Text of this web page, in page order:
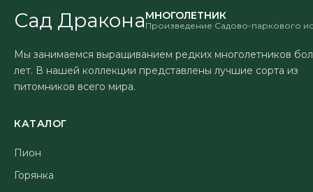
Сад ДраконаМНОГОЛЕТНИК
Произведение Садово-паркового
Мы занимаемся выращиванием редких многолетников
лет. В нашей коллекции представлены лучшие сорта из
питомников всего мира.
КАТАЛОГ
Пион
Горянка